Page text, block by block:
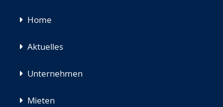
Navigation
Home
Aktuelles
Unternehmen
Mieten